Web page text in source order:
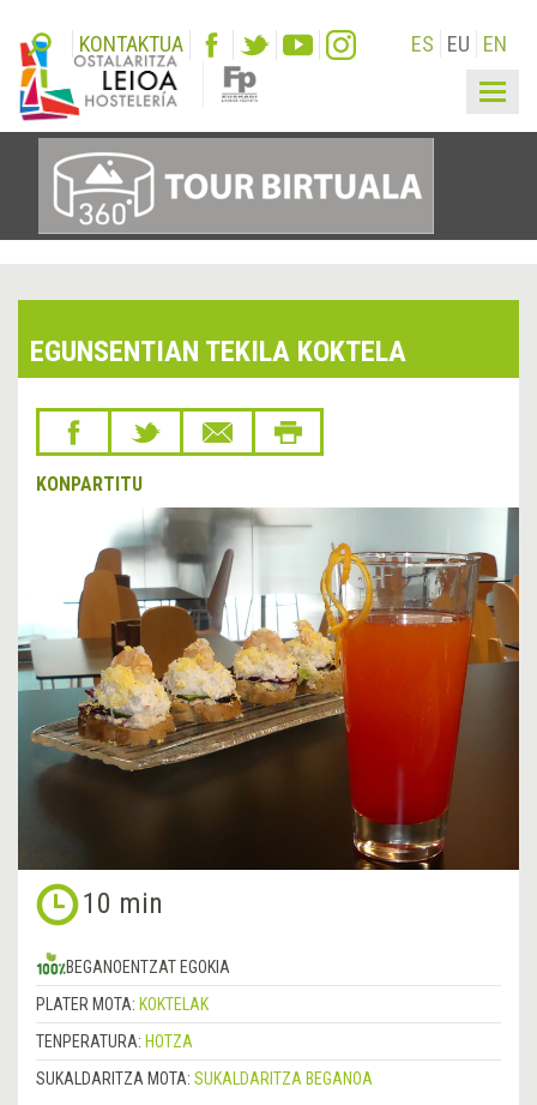
KONTAKTUA ES EU EN
EGUNSENTIAN TEKILA KOKTELA
KONPARTITU
10 min
BEGANOENTZAT EGOKIA
PLATER MOTA: KOKTELAK
TENPERATURA: HOTZA
SUKALDARITZA MOTA: SUKALDARITZA BEGANOA